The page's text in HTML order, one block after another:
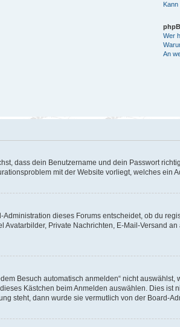
Wer
An
dass dein Benutzername und dein Passwort
mit der Website vorliegt, welches ein
dieses Forums entscheidet, ob du
Private Nachrichten, E-Mail-Versand
Besuch automatisch anmelden“ nicht
Kästchen beim Anmelden auswählen. Dies
steht, dann wurde sie vermutlich von der Board-